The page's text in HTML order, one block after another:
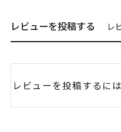
レビューを投稿する レ
レビューを投稿するには